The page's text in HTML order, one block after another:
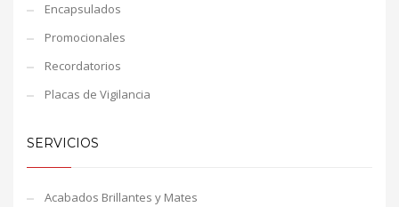
Encapsulados
Promocionales
Recordatorios
Placas de Vigilancia
SERVICIOS
Acabados Brillantes y Mates